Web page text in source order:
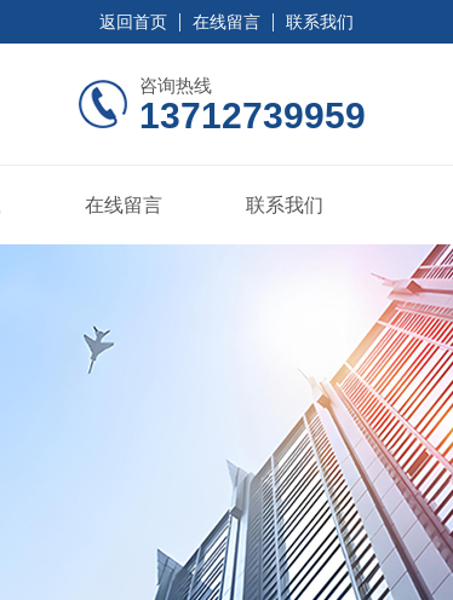
返回首页 在线留言 联系我们
咨询热线
13712739959
在线留言 联系我们